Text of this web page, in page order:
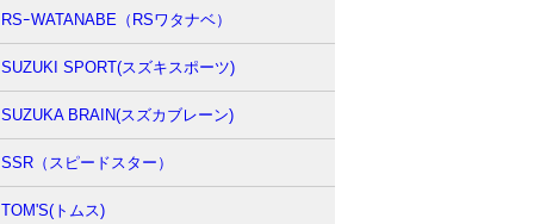
RSｰWATANABE（RSワタナベ）
SUZUKI SPORT(スズキスポーツ)
SUZUKA BRAIN(スズカブレーン)
SSR（スピードスター）
TOM'S(トムス)